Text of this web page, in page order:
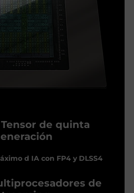
de quinta
d IA con FP4 y DLSS4
de